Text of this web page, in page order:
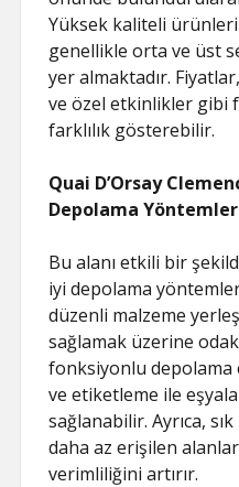
Yüksek kaliteli
genellikle orta ve üst
yer almaktadır.
ve özel etkinlikler gibi
farklılık gösterebilir.
Quai D’Orsay
Depolama
Bu alanı etkili bir
iyi depolama
düzenli malzeme
sağlamak üzerine
fonksiyonlu
ve etiketleme ile
sağlanabilir. Ayrıca,
daha az erişilen
verimliliğini artırır.